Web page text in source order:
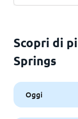
Scopri di
Springs
Oggi